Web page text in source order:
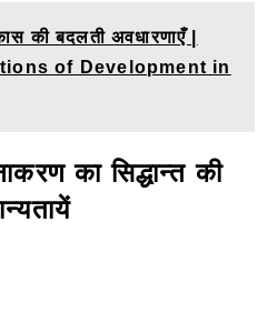
की बदलती अवधारणाएँ |
of Development in
का सिद्धान्त की